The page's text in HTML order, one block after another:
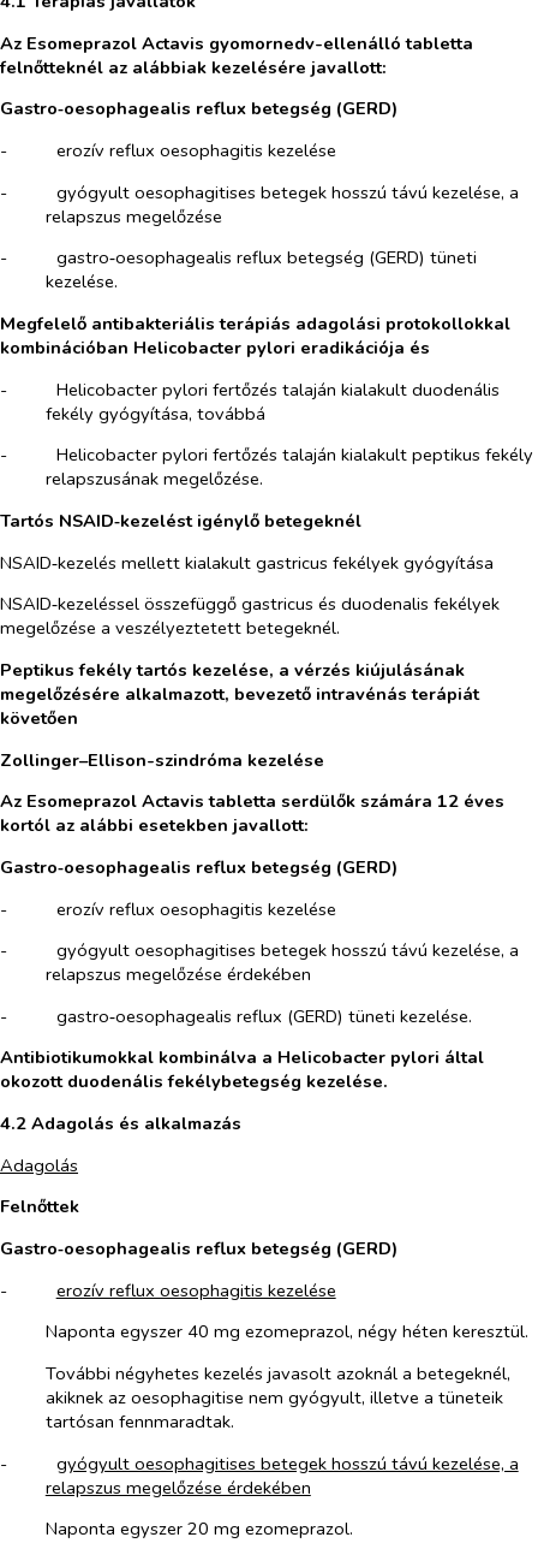
Az Esomeprazol Actavis gyomornedv-ellenálló tabletta
felnőtteknél az alábbiak kezelésére javallott:
Gastro‑oesophagealis reflux betegség (GERD)
-​
erozív reflux oesophagitis kezelése
-​
gyógyult oesophagitises betegek hosszú távú kezelése, a
relapszus megelőzése
-​
gastro‑oesophagealis reflux betegség (GERD) tüneti
kezelése.
Megfelelő antibakteriális terápiás adagolási protokollokkal
kombinációban Helicobacter pylori eradikációja és
-​
Helicobacter pylori fertőzés talaján kialakult duodenális
fekély gyógyítása, továbbá
-​
Helicobacter pylori fertőzés talaján kialakult peptikus fekély
relapszusának megelőzése.
Tartós NSAID‑kezelést igénylő betegeknél
NSAID‑kezelés mellett kialakult gastricus fekélyek gyógyítása
NSAID‑kezeléssel összefüggő gastricus és duodenalis fekélyek
megelőzése a veszélyeztetett betegeknél.
Peptikus fekély tartós kezelése, a vérzés kiújulásának
megelőzésére alkalmazott, bevezető intravénás terápiát
követően
Zollinger–Ellison-szindróma kezelése
Az Esomeprazol Actavis tabletta serdülők számára 12 éves
kortól az alábbi esetekben javallott:
Gastro‑oesophagealis reflux betegség (GERD)
-​
erozív reflux oesophagitis kezelése
-​
gyógyult oesophagitises betegek hosszú távú kezelése, a
relapszus megelőzése érdekében
-​
gastro‑oesophagealis reflux (GERD) tüneti kezelése.
Antibiotikumokkal kombinálva a Helicobacter pylori által
okozott duodenális fekélybetegség kezelése.
4.2 Adagolás és alkalmazás
Adagolás
Felnőttek
Gastro‑oesophagealis reflux betegség (GERD)
-​
erozív reflux oesophagitis kezelése
Naponta egyszer 40 mg ezomeprazol, négy héten keresztül.
További négyhetes kezelés javasolt azoknál a betegeknél,
akiknek az oesophagitise nem gyógyult, illetve a tüneteik
tartósan fennmaradtak.
-​
gyógyult oesophagitises betegek hosszú távú kezelése, a
relapszus megelőzése érdekében
Naponta egyszer 20 mg ezomeprazol.